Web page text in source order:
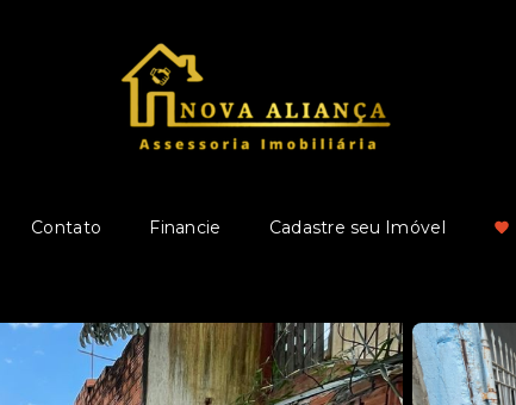
Contato Financie Cadastre seu Imóvel